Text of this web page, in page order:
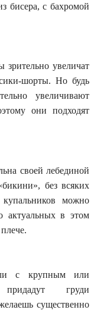
бисера, с бахромой
увеличат
шорты. Но будь
увеличивают
они подходят
своей лебединой
без всяких
можно
актуальных в этом
крупным или
придадут груди
существенно